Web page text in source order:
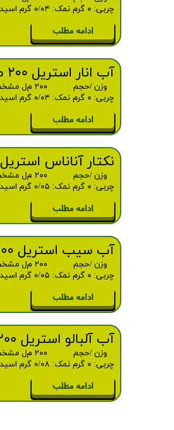
چربی: ۰ گرم نمک: ۰/۰۴ گرم اسیدهای چرب: ۰ گرم
ادامه مطلب
آب انار استریل ۲۰۰ م‌ل
چربی: ۰ گرم نمک: ۰/۰۴ گرم اسیدهای چرب: ۰ گرم
ادامه مطلب
نکتار آناناس استریل ۲۰۰ م‌ل
چربی: ۰ گرم نمک: ۰/۰۵ گرم اسیدهای چرب: ۰ گرم
ادامه مطلب
آب سیب استریل ۲۰۰ م‌ل
چربی: ۰ گرم نمک: ۰/۰۵ گرم اسیدهای چرب: ۰ گرم
ادامه مطلب
آب آلبالو استریل ۲۰۰ م‌ل
چربی: ۰ گرم نمک: ۰/۰۸ گرم اسیدهای چرب: ۰ گرم
ادامه مطلب